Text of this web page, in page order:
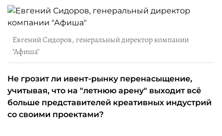
Евгений Сидоров, генеральный директор компании
"Афиша"
Не грозит ли ивент-рынку перенасыщение,
учитывая, что на "летнюю арену" выходит всё
больше представителей креативных индустрий
со своими проектами?